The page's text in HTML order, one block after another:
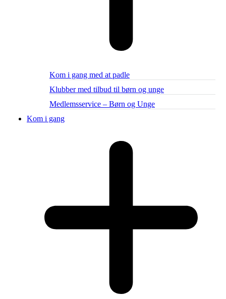
Kom i gang med at padle
Klubber med tilbud til børn og unge
Medlemsservice – Børn og Unge
Kom i gang